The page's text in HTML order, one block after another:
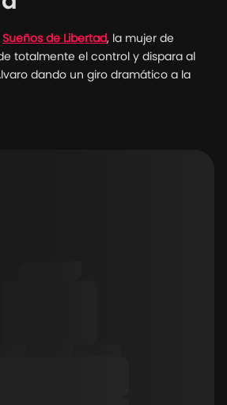
Sueños de Libertad, la mujer de
totalmente el control y dispara al
dando un giro dramático a la